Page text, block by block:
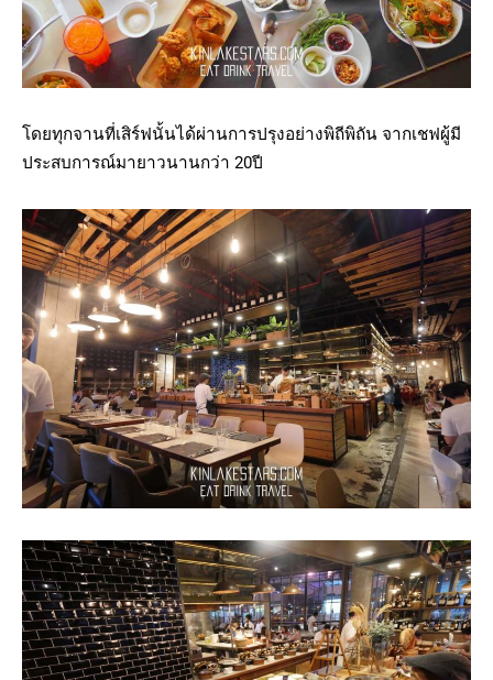
โดยทุกจานที่เสิร์ฟนั้นได้ผ่านการปรุงอย่างพิถีพิถัน จากเชฟผู้มี
ประสบการณ์มายาวนานกว่า 20ปี